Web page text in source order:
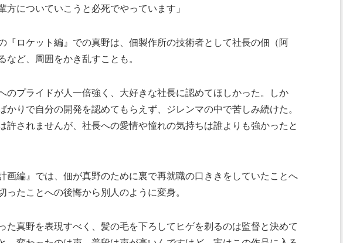
方についていこうと必死でやっています」
『ロケット編』での真野は、佃製作所の技術者として社長の佃（阿
など、周囲をかき乱すことも。
のプライドが人一倍強く、大好きな社長に認めてほしかった。しか
かりで自分の開発を認めてもらえず、ジレンマの中で苦しみ続けた。
許されませんが、社長への愛情や憧れの気持ちは誰よりも強かったと
画編』では、佃が真野のために裏で再就職の口ききをしていたことへ
ったことへの後悔から別人のように変身。
た真野を表現すべく、髪の毛を下ろしてヒゲを剃るのは監督と決めて